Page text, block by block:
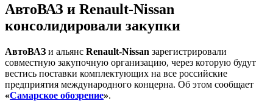
АвтоВАЗ и Renault-Nissan
консолидировали закупки
АвтоВАЗ и альянс Renault-Nissan зарегистрировали
совместную закупочную организацию, через которую будут
вестись поставки комплектующих на все российские
предприятия международного концерна. Об этом сообщает
«Самарское обозрение».